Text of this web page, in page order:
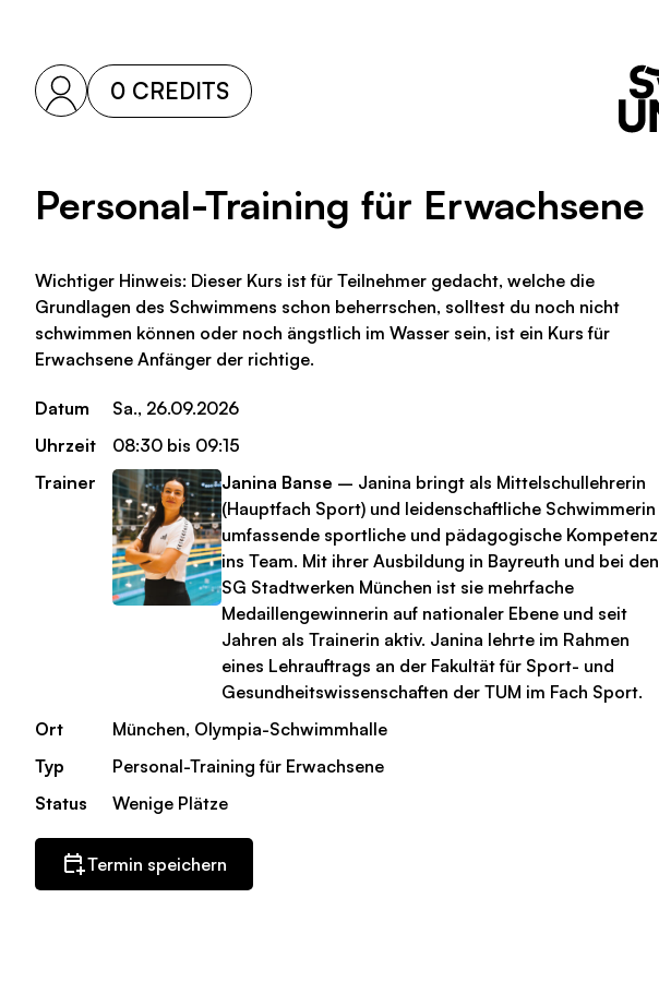
0 CREDITS
Personal-Training für Erwachsene
Wichtiger Hinweis: Dieser Kurs ist für Teilnehmer gedacht, welche die
Grundlagen des Schwimmens schon beherrschen, solltest du noch nicht
schwimmen können oder noch ängstlich im Wasser sein, ist ein Kurs für
Erwachsene Anfänger der richtige.
Datum
Sa., 26.09.2026
Uhrzeit
08:30 bis 09:15
Trainer
Janina Banse – Janina bringt als Mittelschullehrerin
(Hauptfach Sport) und leidenschaftliche Schwimmerin
umfassende sportliche und pädagogische Kompetenz
ins Team. Mit ihrer Ausbildung in Bayreuth und bei den
SG Stadtwerken München ist sie mehrfache
Medaillengewinnerin auf nationaler Ebene und seit
Jahren als Trainerin aktiv. Janina lehrte im Rahmen
eines Lehrauftrags an der Fakultät für Sport- und
Gesundheitswissenschaften der TUM im Fach Sport.
Ort
München, Olympia-Schwimmhalle
Typ
Personal-Training für Erwachsene
Status
Wenige Plätze
Termin speichern